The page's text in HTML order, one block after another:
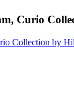
Curio
Collection by